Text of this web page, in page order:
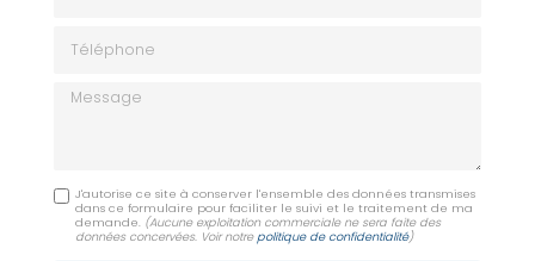
Message
J'autorise ce site à conserver l'ensemble des données transmises
dans ce formulaire pour faciliter le suivi et le traitement de ma
demande. (Aucune exploitation commerciale ne sera faite des
données concervées. Voir notrepolitique de confidentialité)